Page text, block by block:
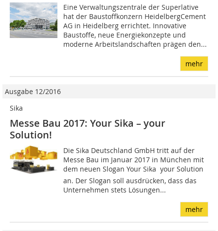
Eine Verwaltungszentrale der Superlative
hat der Baustoffkonzern HeidelbergCement
AG in Heidelberg errichtet. Innovative
Baustoffe, neue Energiekonzepte und
moderne Arbeitslandschaften prägen den...
mehr
Ausgabe 12/2016
Sika
Messe Bau 2017: Your Sika – your
Solution!
Die Sika Deutschland GmbH tritt auf der
Messe Bau im Januar 2017 in München mit
dem neuen Slogan Your Sika  your Solution
an. Der Slogan soll ausdrücken, dass das
Unternehmen stets Lösungen...
mehr